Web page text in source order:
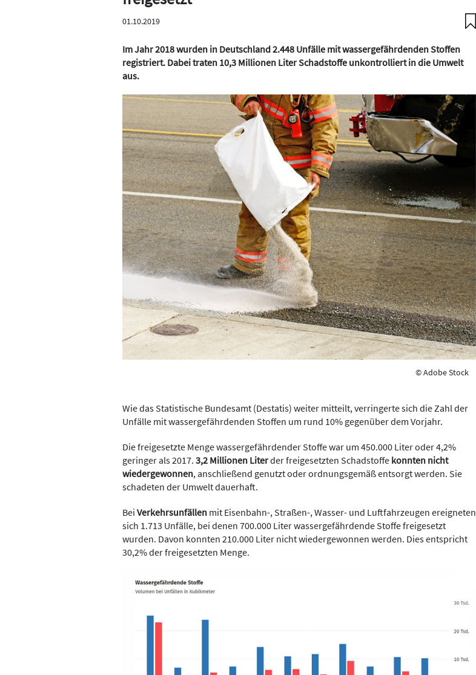
01.10.2019
Im Jahr 2018 wurden in Deutschland 2.448 Unfälle mit wassergefährdenden Stoffen
registriert. Dabei traten 10,3 Millionen Liter Schadstoffe unkontrolliert in die Umwelt
aus.
© Adobe Stock
Wie das Statistische Bundesamt (Destatis) weiter mitteilt, verringerte sich die Zahl der
Unfälle mit wassergefährdenden Stoffen um rund 10% gegenüber dem Vorjahr.
Die freigesetzte Menge wassergefährdender Stoffe war um 450.000 Liter oder 4,2%
geringer als 2017. 3,2 Millionen Literder freigesetzten Schadstoffe konnten nicht
wiedergewonnen, anschließend genutzt oder ordnungsgemäß entsorgt werden. Sie
schadeten der Umwelt dauerhaft.
Bei Verkehrsunfällen mit Eisenbahn-, Straßen-, Wasser- und Luftfahrzeugen ereigneten
sich 1.713 Unfälle, bei denen 700.000 Liter wassergefährdende Stoffe freigesetzt
wurden. Davon konnten 210.000 Liter nicht wiedergewonnen werden. Dies entspricht
30,2% der freigesetzten Menge.